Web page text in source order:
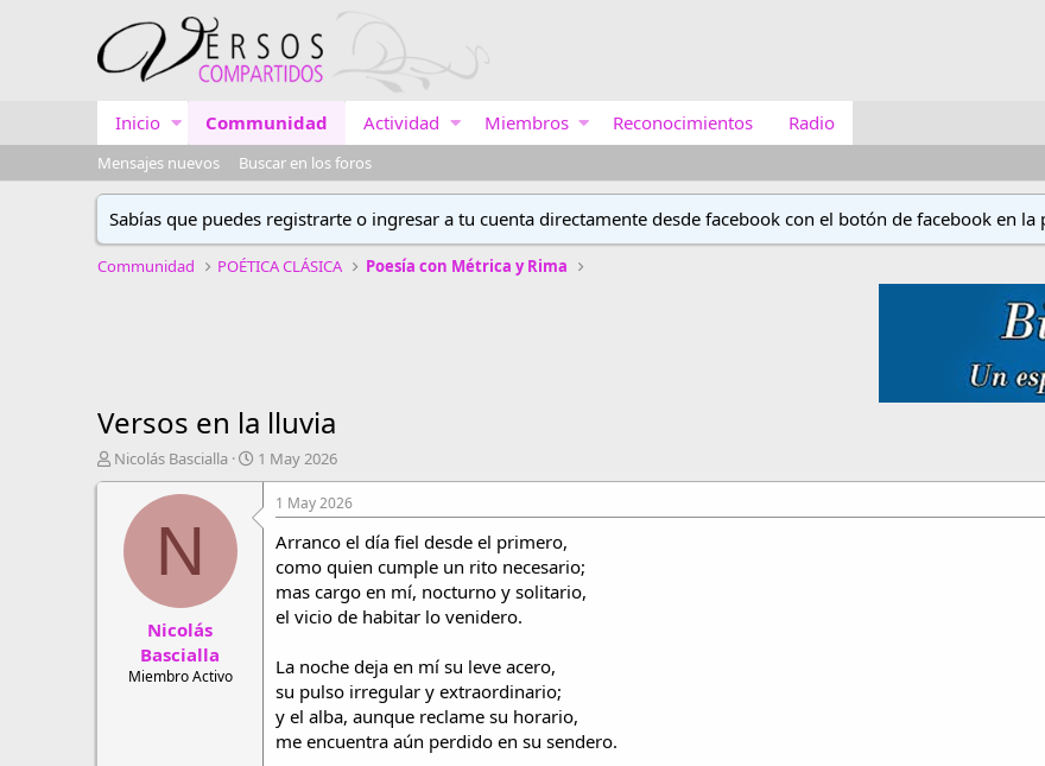
Inicio Communidad Actividad Miembros Reconocimientos Radio
Mensajes nuevos Buscar en los foros
Sabías que puedes registrarte o ingresar a tu cuenta directamente desde facebook con el botón de facebook en la
Communidad POÉTICA CLÁSICA Poesía con Métrica y Rima
Versos en la lluvia
A
u
Nicolás Bascialla
F
e
h
1 May 2026
N
Nicolás
Bascialla
Miembro Activo
1 May 2026
Arranco el día fiel desde el primero,
como quien cumple un rito necesario;
mas cargo en mí, nocturno y solitario,
el vicio de habitar lo venidero.
La noche deja en mí su leve acero,
su pulso irregular y extraordinario;
y el alba, aunque reclame su horario,
me encuentra aún perdido en su sendero.